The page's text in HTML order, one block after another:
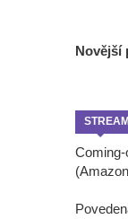
Novější
Coming-